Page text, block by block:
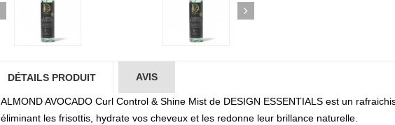
DÉTAILS PRODUIT AVIS
ALMOND AVOCADO Curl Control & Shine Mist de DESIGN ESSENTIALS est un
éliminant les frisottis, hydrate vos cheveux et les redonne leur brillance naturelle.